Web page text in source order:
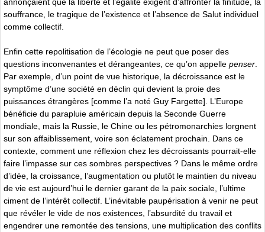
souffrance, le tragique de l’existence et l’absence de Salut individuel
comme collectif.
Enfin cette repolitisation de l’écologie ne peut que poser des
questions inconvenantes et dérangeantes, ce qu’on appelle penser
Par exemple, d’un point de vue historique, la décroissance est le
symptôme d’une société en déclin qui devient la proie des
puissances étrangères [comme l’a noté Guy Fargette]. L’Europe
bénéficie du parapluie américain depuis la Seconde Guerre
mondiale, mais la Russie, le Chine ou les pétromonarchies lorgnent
sur son affaiblissement, voire son éclatement prochain. Dans ce
contexte, comment une réflexion chez les décroissants pourrait-elle
faire l’impasse sur ces sombres perspectives ? Dans le même ordre
d’idée, la croissance, l’augmentation ou plutôt le maintien du niveau
de vie est aujourd’hui le dernier garant de la paix sociale, l’ultime
ciment de l’intérêt collectif. L’inévitable paupérisation à venir ne peut
que révéler le vide de nos existences, l’absurdité du travail et
engendrer une remontée des tensions, une multiplication des conflits